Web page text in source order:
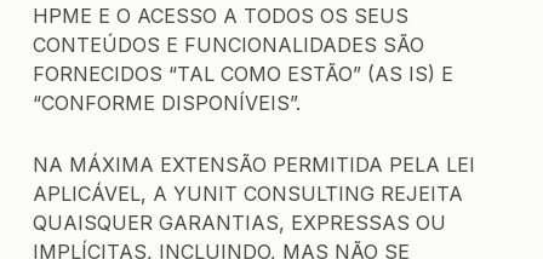
HPME E O ACESSO A TODOS OS SEUS
CONTEÚDOS E FUNCIONALIDADES SÃO
FORNECIDOS “TAL COMO ESTÃO” (AS IS) E
“CONFORME DISPONÍVEIS”.
NA MÁXIMA EXTENSÃO PERMITIDA PELA LEI
APLICÁVEL, A YUNIT CONSULTING REJEITA
QUAISQUER GARANTIAS, EXPRESSAS OU
IMPLÍCITAS, INCLUINDO, MAS NÃO SE